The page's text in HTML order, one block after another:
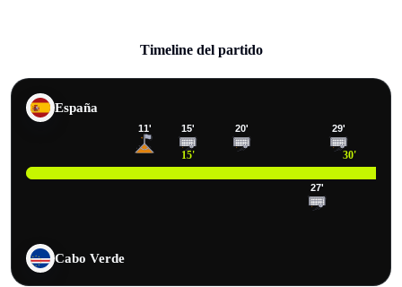
Timeline del partido
España
15' 30'
11' 15' 20'
27'
29'
Cabo Verde